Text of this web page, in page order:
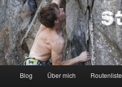
Zum
Inhalt
wechseln
Steffen Hilger
Kletterer – Routenbauer – Trainer
Blog Über mich Routenliste